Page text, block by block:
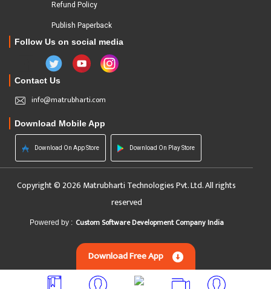
Refund Policy
Publish Paperback
Follow Us on social media
Contact Us
info@matrubharti.com
Download Mobile App
Download On App Store Download On Play Store
Copyright © 2026 Matrubharti Technologies Pvt. Ltd. All rights
reserved
Powered by : Custom Software Development Company India
Download Free App